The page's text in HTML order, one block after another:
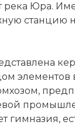
река Юра.
станцию
гимназия,